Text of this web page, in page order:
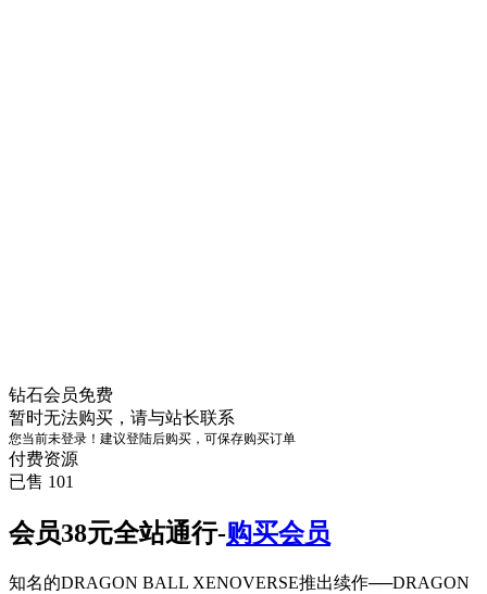
钻石会员免费
暂时无法购买，请与站长联系
您当前未登录！建议登陆后购买，可保存购买订单
付费资源
已售 101
会员38元全站通行-购买会员
知名的DRAGON BALL XENOVERSE推出续作──DRAGON